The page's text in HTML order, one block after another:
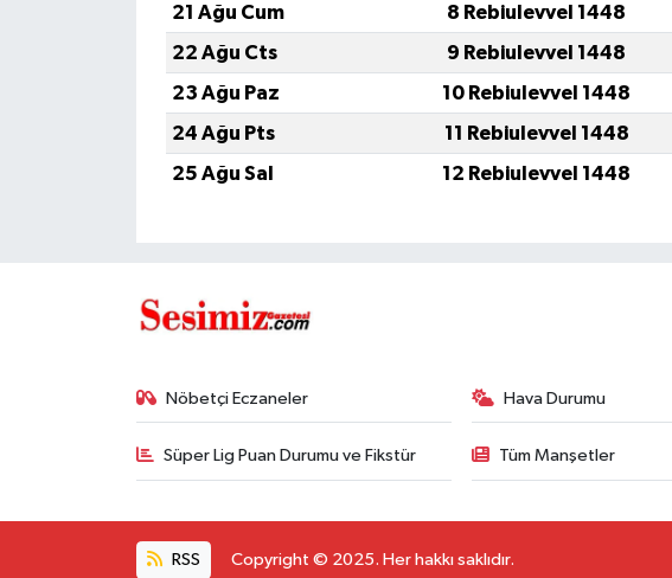
21 Ağu Cum
8 Rebiulevvel 1448
22 Ağu Cts
9 Rebiulevvel 1448
23 Ağu Paz
10 Rebiulevvel 1448
24 Ağu Pts
11 Rebiulevvel 1448
25 Ağu Sal
12 Rebiulevvel 1448
Nöbetçi Eczaneler Hava Durumu
Süper Lig Puan Durumu ve Fikstür Tüm Manşetler
RSS Copyright © 2025. Her hakkı saklıdır.